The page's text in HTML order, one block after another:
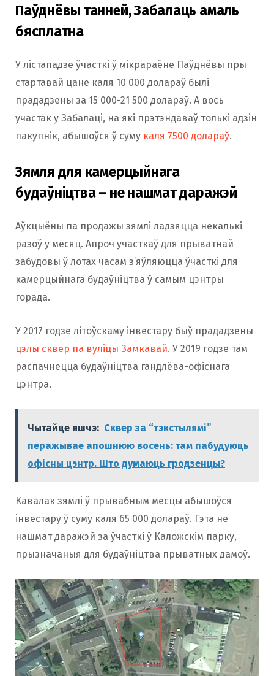
Паўднёвы танней, Забалаць амаль
бясплатна
У лістападзе ўчасткі ў мікрараёне Паўднёвы пры
стартавай цане каля 10 000 долараў былі
прададзены за 15 000-21 500 долараў. А вось
участак у Забалаці, на які прэтэндаваў толькі адзін
пакупнік, абышоўся ў суму каля 7500 долараў.
Зямля для камерцыйнага
будаўніцтва – не нашмат даражэй
Аўкцыёны па продажы зямлі ладзяцца некалькі
разоў у месяц. Апроч участкаў для прыватнай
забудовы ў лотах часам з’яўляюцца ўчасткі для
камерцыйнага будаўніцтва ў самым цэнтры
горада.
У 2017 годзе літоўскаму інвестару быў прададзены
цэлы сквер па вуліцы Замкавай. У 2019 годзе там
распачнецца будаўніцтва гандлёва-офіснага
цэнтра.
Чытайце яшчэ: Сквер за “тэкстылямі”
перажывае апошнюю восень: там пабудуюць
офісны цэнтр. Што думаюць гродзенцы?
Кавалак зямлі ў прывабным месцы абышоўся
інвестару ў суму каля 65 000 долараў. Гэта не
нашмат даражэй за ўчасткі ў Каложскім парку,
прызначаныя для будаўніцтва прыватных дамоў.